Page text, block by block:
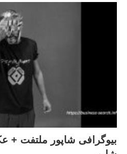
بیوگرافی شاپور ملتفت +